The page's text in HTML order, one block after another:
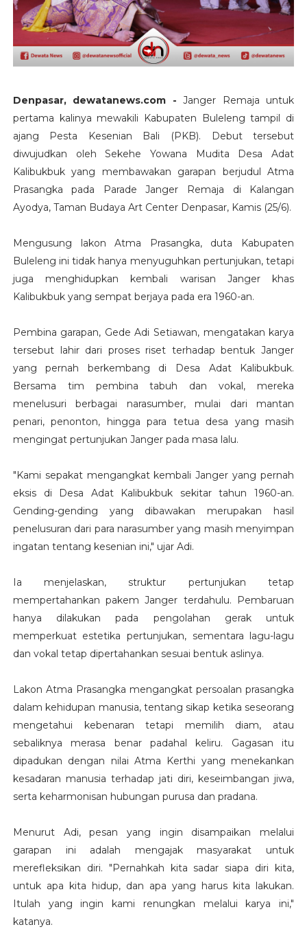
Denpasar, dewatanews.com -Janger Remaja untuk
pertama kalinya mewakili Kabupaten Buleleng tampil di
ajang Pesta Kesenian Bali (PKB). Debut tersebut
diwujudkan oleh Sekehe Yowana Mudita Desa Adat
Kalibukbuk yang membawakan garapan berjudul Atma
Prasangka pada Parade Janger Remaja di Kalangan
Ayodya, Taman Budaya Art Center Denpasar, Kamis (25/6).
Mengusung lakon Atma Prasangka, duta Kabupaten
Buleleng ini tidak hanya menyuguhkan pertunjukan, tetapi
juga menghidupkan kembali warisan Janger khas
Kalibukbuk yang sempat berjaya pada era 1960-an.
Pembina garapan, Gede Adi Setiawan, mengatakan karya
tersebut lahir dari proses riset terhadap bentuk Janger
yang pernah berkembang di Desa Adat Kalibukbuk.
Bersama tim pembina tabuh dan vokal, mereka
menelusuri berbagai narasumber, mulai dari mantan
penari, penonton, hingga para tetua desa yang masih
mengingat pertunjukan Janger pada masa lalu.
"Kami sepakat mengangkat kembali Janger yang pernah
eksis di Desa Adat Kalibukbuk sekitar tahun 1960-an.
Gending-gending yang dibawakan merupakan hasil
penelusuran dari para narasumber yang masih menyimpan
ingatan tentang kesenian ini," ujar Adi.
Ia menjelaskan, struktur pertunjukan tetap
mempertahankan pakem Janger terdahulu. Pembaruan
hanya dilakukan pada pengolahan gerak untuk
memperkuat estetika pertunjukan, sementara lagu-lagu
dan vokal tetap dipertahankan sesuai bentuk aslinya.
Lakon Atma Prasangka mengangkat persoalan prasangka
dalam kehidupan manusia, tentang sikap ketika seseorang
mengetahui kebenaran tetapi memilih diam, atau
sebaliknya merasa benar padahal keliru. Gagasan itu
dipadukan dengan nilai Atma Kerthi yang menekankan
kesadaran manusia terhadap jati diri, keseimbangan jiwa,
serta keharmonisan hubungan purusa dan pradana.
Menurut Adi, pesan yang ingin disampaikan melalui
garapan ini adalah mengajak masyarakat untuk
merefleksikan diri. "Pernahkah kita sadar siapa diri kita,
untuk apa kita hidup, dan apa yang harus kita lakukan.
Itulah yang ingin kami renungkan melalui karya ini,"
katanya.